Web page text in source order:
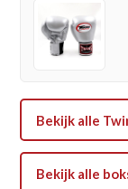
Bekijk alle
Bekijk alle